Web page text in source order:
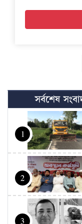
সর্বশেষ
1
2
3